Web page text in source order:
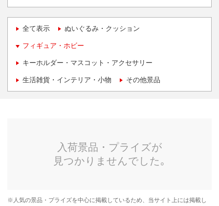
全て表示 ぬいぐるみ・クッション
フィギュア・ホビー
キーホルダー・マスコット・アクセサリー
生活雑貨・インテリア・小物 その他景品